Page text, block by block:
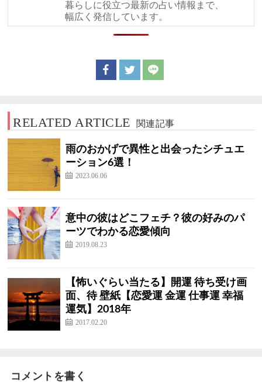
暮らしに役立つ最新の占い情報まで、
幅広く発信しています。
RELATED ARTICLE 関連記事
雨のおかげで異性と出会ったシチュエ
ーション6選！
2023.06.06
意中の彼はどこフェチ？彼の好みのパ
ーツでわかる恋愛傾向
2019.08.23
【怖いぐらい当たる】開運 待ち受け画
面、待 壁紙【恋愛運 金運 仕事運 幸福
運気】2018年
2017.02.20
コメントを書く